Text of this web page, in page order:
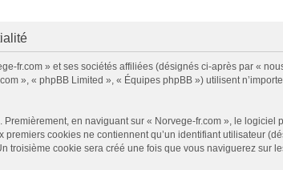
fr.com » et ses sociétés affiliées (désignés ci-après par «
», « phpBB Limited », « Équipes phpBB ») utilisent
en naviguant sur « Norvege-fr.com », le
premiers cookies ne contiennent qu’un identifiant utilisateur
troisième cookie sera créé une fois que vous naviguerez sur